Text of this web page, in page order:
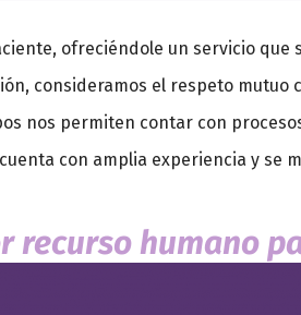
ofreciéndole un servicio
consideramos el respeto
nos permiten contar con
con amplia experiencia y se
recurso humano